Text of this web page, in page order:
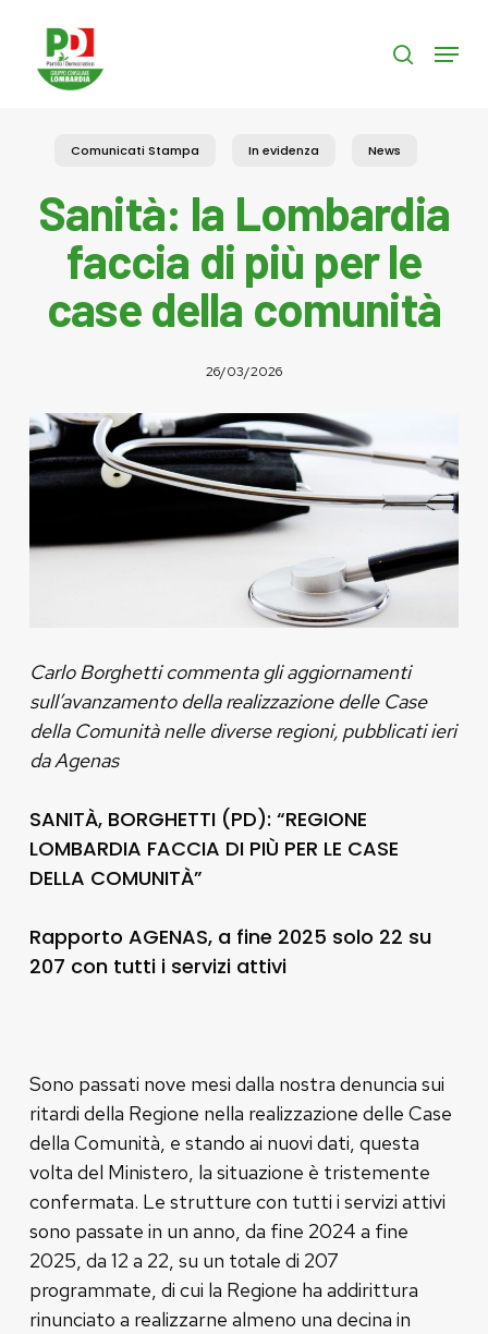
content
search
Menu
Comunicati Stampa In evidenza News
Sanità: la Lombardia
faccia di più per le
case della comunità
26/03/2026
Carlo Borghetti commenta gli aggiornamenti
sull’avanzamento della realizzazione delle Case
della Comunità nelle diverse regioni, pubblicati ieri
da Agenas
SANITÀ, BORGHETTI (PD): “REGIONE
LOMBARDIA FACCIA DI PIÙ PER LE CASE
DELLA COMUNITÀ”
Rapporto AGENAS, a fine 2025 solo 22 su
207 con tutti i servizi attivi
Sono passati nove mesi dalla nostra denuncia sui
ritardi della Regione nella realizzazione delle Case
della Comunità, e stando ai nuovi dati, questa
volta del Ministero, la situazione è tristemente
confermata. Le strutture con tutti i servizi attivi
sono passate in un anno, da fine 2024 a fine
2025, da 12 a 22, su un totale di 207
programmate, di cui la Regione ha addirittura
rinunciato a realizzarne almeno una decina in